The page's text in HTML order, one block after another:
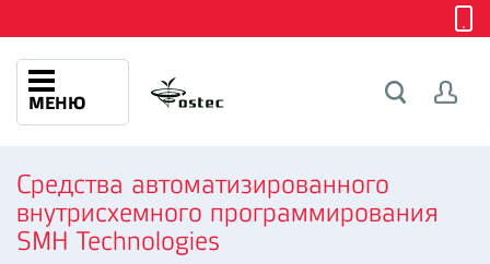
МЕНЮ
Средства автоматизированного
внутрисхемного программирования
SMH Technologies